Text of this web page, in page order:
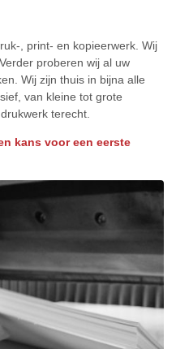
, print- en kopieerwerk. Wij
proberen wij al uw
Wij zijn thuis in bijna alle
van kleine tot grote
terecht.
kans voor een eerste